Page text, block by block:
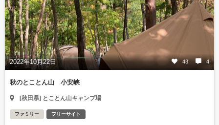
2022年10月22日 43 4
秋のとことん山 小安峡
[秋田県] とことん山キャンプ場
ファミリー フリーサイト